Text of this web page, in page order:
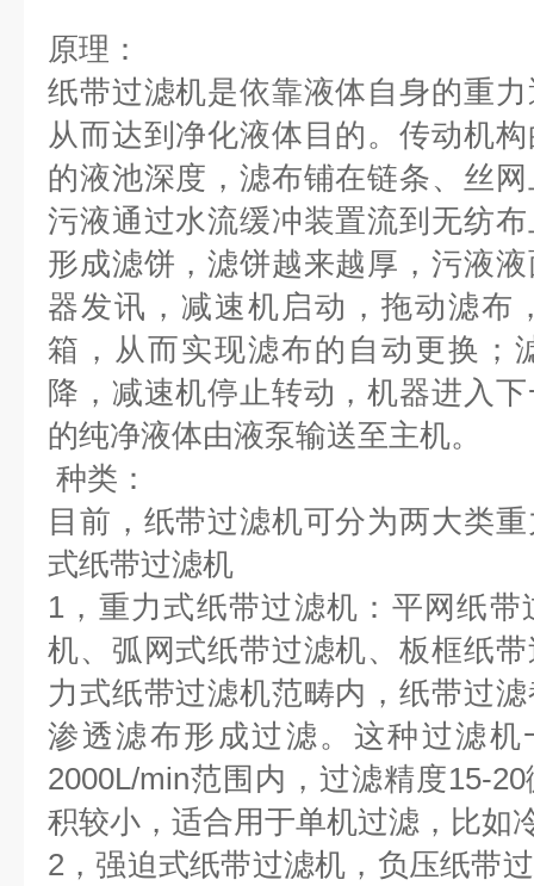
原理：
纸带过滤机是依靠液体自身的重
从而达到净化液体目的。传动机
的液池深度，滤布铺在链条、丝
污液通过水流缓冲装置流到无纺
形成滤饼，滤饼越来越厚，污液
器发讯，减速机启动，拖动滤布
箱，从而实现滤布的自动更换；
降，减速机停止转动，机器进入
的纯净液体由液泵输送至主机。
种类：
目前，纸带过滤机可分为两大类
式纸带过滤机
1，重力式纸带过滤机：平网纸
机、弧网式纸带过滤机、板框纸
力式纸带过滤机范畴内，纸带过
渗透滤布形成过滤。这种过滤机
2000L/min范围内，过滤精度15-
积较小，适合用于单机过滤，比如
2，强迫式纸带过滤机，负压纸带